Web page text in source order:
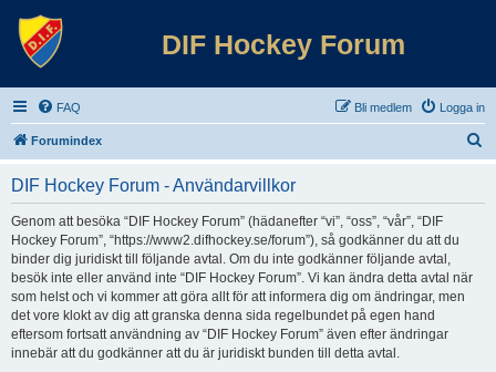
DIF Hockey Forum
FAQ Logga in
Bli medlem
Forumindex
DIF Hockey Forum - Användarvillkor
Genom att besöka “DIF Hockey Forum” (hädanefter “vi”, “oss”, “vår”, “DIF
Hockey Forum”, “https://www2.difhockey.se/forum”), så godkänner du att du
binder dig juridiskt till följande avtal. Om du inte godkänner följande avtal,
besök inte eller använd inte “DIF Hockey Forum”. Vi kan ändra detta avtal när
som helst och vi kommer att göra allt för att informera dig om ändringar, men
det vore klokt av dig att granska denna sida regelbundet på egen hand
eftersom fortsatt användning av “DIF Hockey Forum” även efter ändringar
innebär att du godkänner att du är juridiskt bunden till detta avtal.